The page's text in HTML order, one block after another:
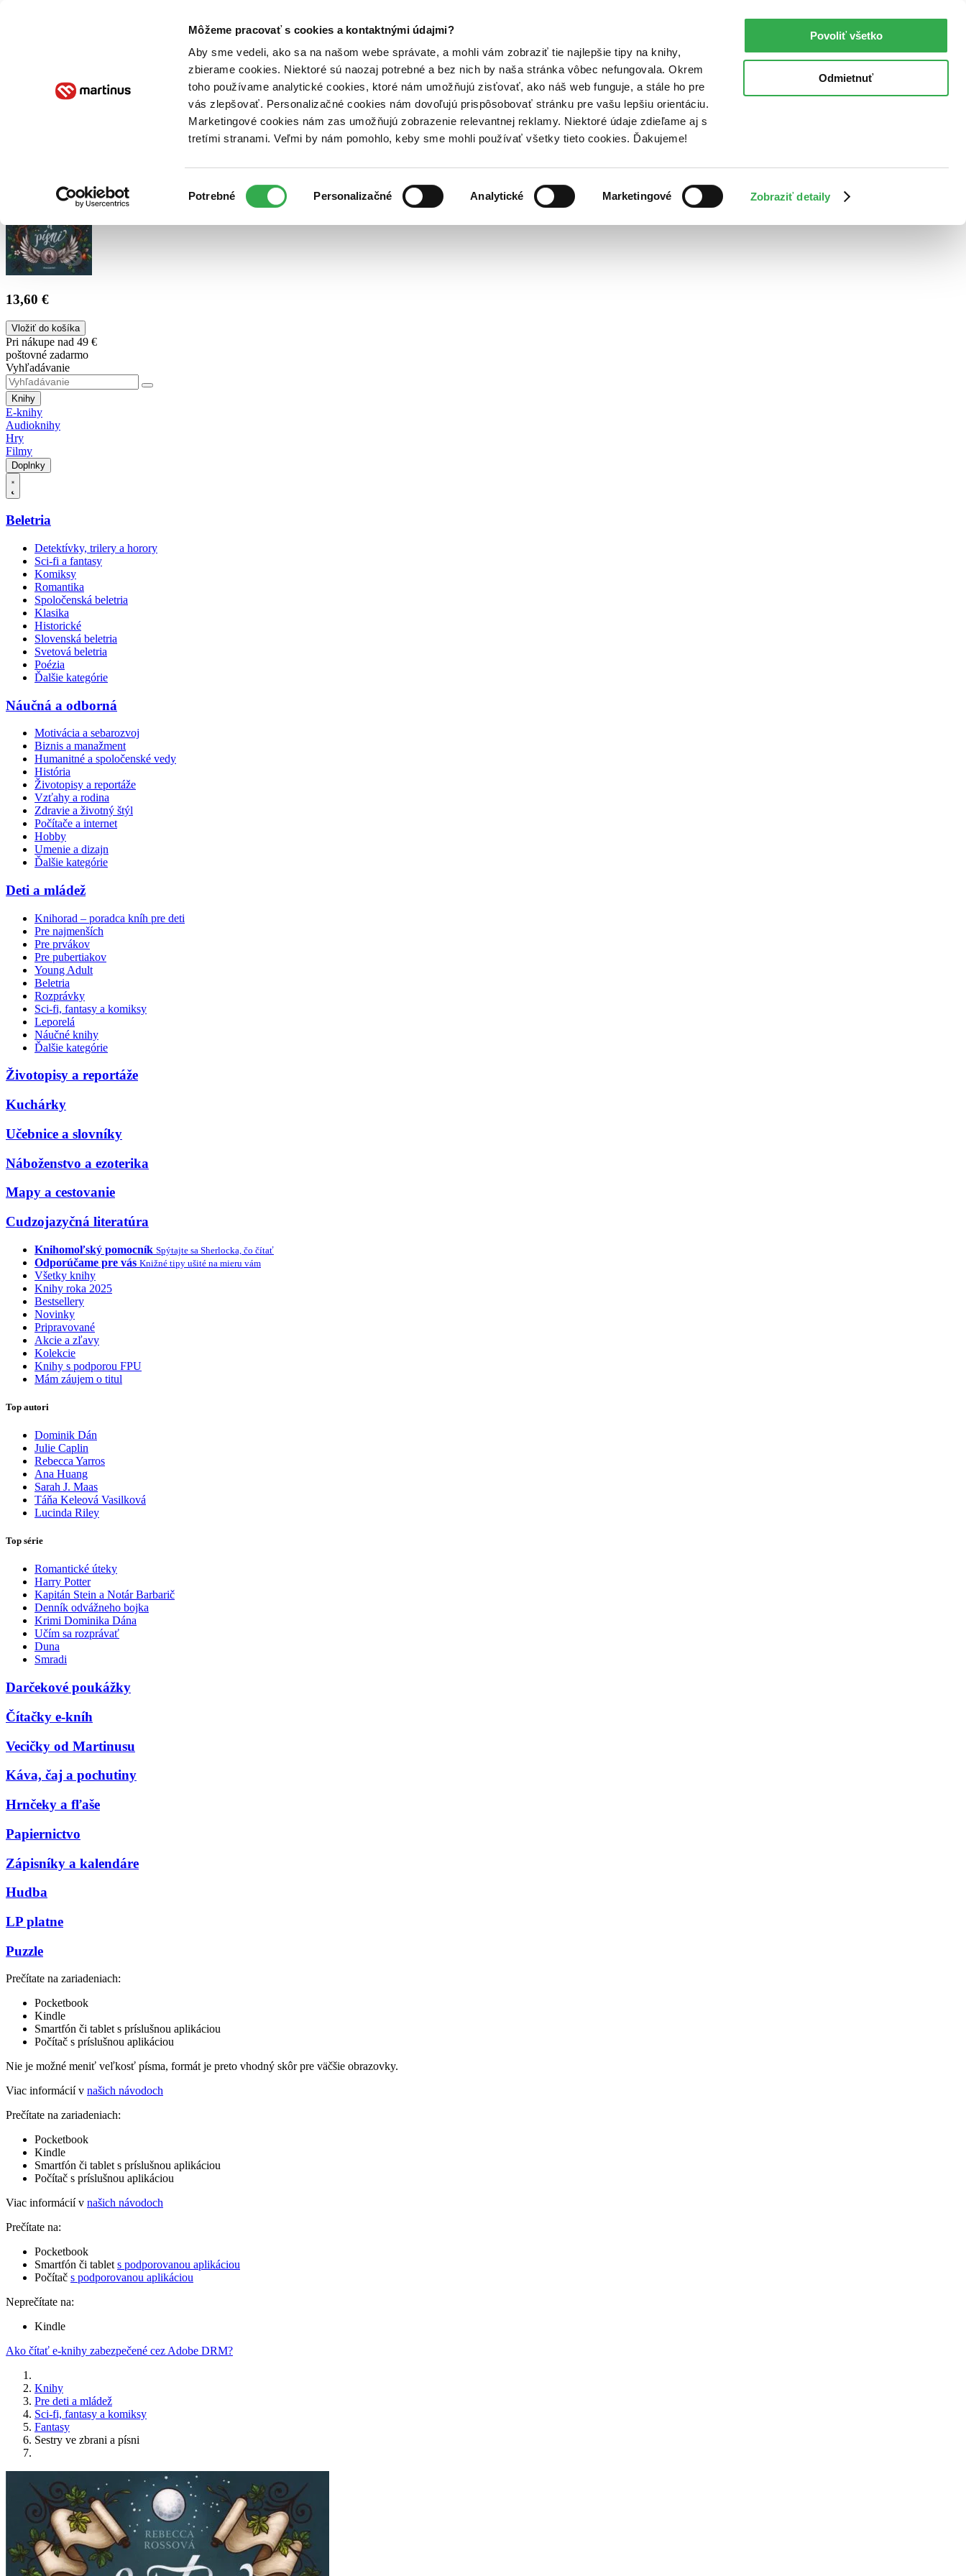
Môžeme pracovať s cookies a kontaktnými údajmi?
Aby sme vedeli, ako sa na našom webe správate, a mohli vám zobraziť tie najlepšie tipy na knihy,
zbierame cookies. Niektoré sú naozaj potrebné a bez nich by naša stránka vôbec nefungovala. Okrem
toho používame analytické cookies, ktoré nám umožňujú zisťovať, ako náš web funguje, a stále ho pre
vás zlepšovať. Personalizačné cookies nám dovoľujú prispôsobovať stránku pre vašu lepšiu orientáciu.
Marketingové cookies nám zas umožňujú zobrazenie relevantnej reklamy. Niektoré údaje zdieľame aj s
tretími stranami. Veľmi by nám pomohlo, keby sme mohli používať všetky tieto cookies. Ďakujeme!
súhlasu
Potrebné Personalizačné Analytické Marketingové Zobraziť detaily
Povoliť všetko
Odmietnuť
Poukážky Kontakt
13,60 €
Vložiť do košíka
Pri nákupe nad 49 €
poštovné zadarmo
Vyhľadávanie
Knihy
E-knihy
Audioknihy
Hry
Filmy
Doplnky
Beletria
Detektívky, trilery a horory
Sci-fi a fantasy
Komiksy
Romantika
Spoločenská beletria
Klasika
Historické
Slovenská beletria
Svetová beletria
Poézia
Ďalšie kategórie
Náučná a odborná
Motivácia a sebarozvoj
Biznis a manažment
Humanitné a spoločenské vedy
História
Životopisy a reportáže
Vzťahy a rodina
Zdravie a životný štýl
Počítače a internet
Hobby
Umenie a dizajn
Ďalšie kategórie
Deti a mládež
Knihorad – poradca kníh pre deti
Pre najmenších
Pre prvákov
Pre pubertiakov
Young Adult
Beletria
Rozprávky
Sci-fi, fantasy a komiksy
Leporelá
Náučné knihy
Ďalšie kategórie
Životopisy a reportáže
Kuchárky
Učebnice a slovníky
Náboženstvo a ezoterika
Mapy a cestovanie
Cudzojazyčná literatúra
Knihomoľský pomocník Spýtajte sa Sherlocka, čo čítať
Odporúčame pre vás Knižné tipy ušité na mieru vám
Všetky knihy
Knihy roka 2025
Bestsellery
Novinky
Pripravované
Akcie a zľavy
Kolekcie
Knihy s podporou FPU
Mám záujem o titul
Top autori
Dominik Dán
Julie Caplin
Rebecca Yarros
Ana Huang
Sarah J. Maas
Táňa Keleová Vasilková
Lucinda Riley
Top série
Romantické úteky
Harry Potter
Kapitán Stein a Notár Barbarič
Denník odvážneho bojka
Krimi Dominika Dána
Učím sa rozprávať
Duna
Smradi
Darčekové poukážky
Čítačky e-kníh
Vecičky od Martinusu
Káva, čaj a pochutiny
Hrnčeky a fľaše
Papiernictvo
Zápisníky a kalendáre
Hudba
LP platne
Puzzle
Prečítate na zariadeniach:
Pocketbook
Kindle
Smartfón či tablet s príslušnou aplikáciou
Počítač s príslušnou aplikáciou
Nie je možné meniť veľkosť písma, formát je preto vhodný skôr pre väčšie obrazovky.
Viac informácií v našich návodoch
Prečítate na zariadeniach:
Pocketbook
Kindle
Smartfón či tablet s príslušnou aplikáciou
Počítač s príslušnou aplikáciou
Viac informácií v našich návodoch
Prečítate na:
Pocketbook
Smartfón či tablet s podporovanou aplikáciou
Počítač s podporovanou aplikáciou
Neprečítate na:
Kindle
Ako čítať e-knihy zabezpečené cez Adobe DRM?
Knihy
Pre deti a mládež
Sci-fi, fantasy a komiksy
Fantasy
Sestry ve zbrani a písni